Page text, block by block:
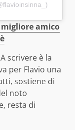
amico
scrivere è la
per Flavio una
sostiene di
noto
resta di